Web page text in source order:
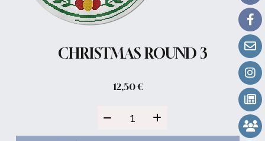
CHRISTMAS ROUND 3
12,50€